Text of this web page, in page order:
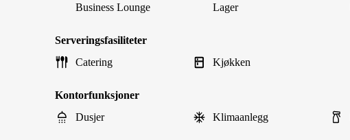
Business Lounge
Lager
Serveringsfasiliteter
Catering
Kjøkken
Kontorfunksjoner
Dusjer
Klimaanlegg